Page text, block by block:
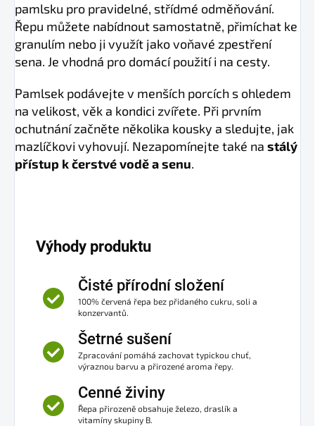
pamlsku pro pravidelné, střídmé odměňování.
Řepu můžete nabídnout samostatně, přimíchat ke
granulím nebo ji využít jako voňavé zpestření
sena. Je vhodná pro domácí použití i na cesty.
Pamlsek podávejte v menších porcích s ohledem
na velikost, věk a kondici zvířete. Při prvním
ochutnání začněte několika kousky a sledujte, jak
mazlíčkovi vyhovují. Nezapomínejte také na stálý
přístup k čerstvé vodě a senu.
Výhody produktu
Čisté přírodní složení
100% červená řepa bez přidaného cukru, soli a
konzervantů.
Šetrné sušení
Zpracování pomáhá zachovat typickou chuť,
výraznou barvu a přirozené aroma řepy.
Cenné živiny
Řepa přirozeně obsahuje železo, draslík a
vitamíny skupiny B.